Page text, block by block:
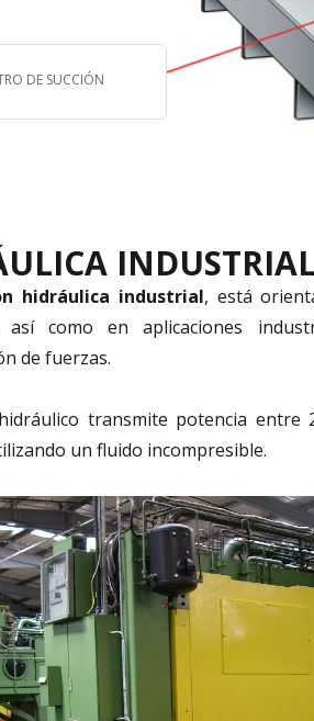
DE SUCCIÓN
INDUSTRIAL
hidráulica industrial, está
así como en aplicaciones
de fuerzas.
transmite potencia entre
un fluido incompresible.